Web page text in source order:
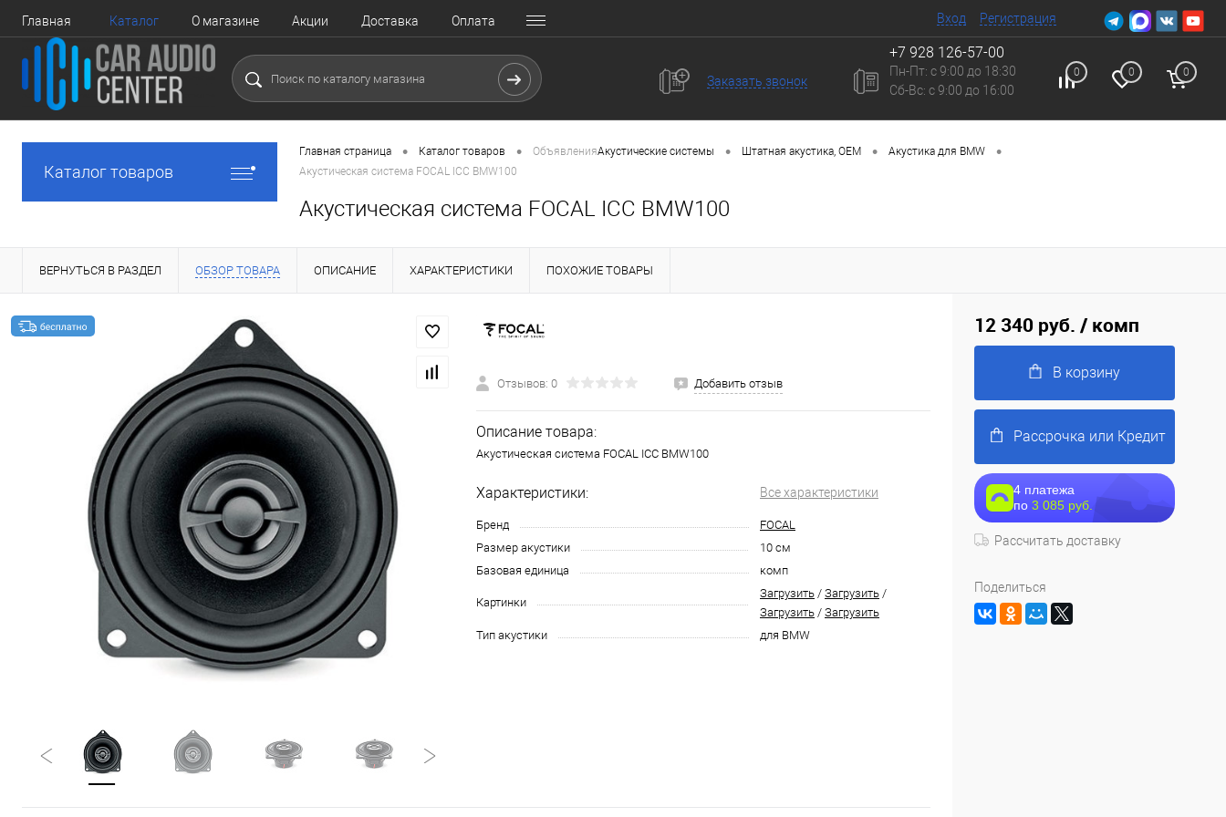
Главная Каталог О магазине Акции Доставка Оплата Вход Регистрация
Заказать звонок
+7 928 126-57-00
Пн-Пт: с 9:00 до 18:30
Сб-Вc: с 9:00 до 16:00
0 0 0
Каталог товаров
Главная страница • Каталог товаров • ОбъявленияАкустические системы • Штатная акустика, ОЕМ • Акустика для BMW •
Акустическая система FOCAL ICC BMW100
Акустическая система FOCAL ICC BMW100
ВЕРНУТЬСЯ В РАЗДЕЛ ОБЗОР ТОВАРА ОПИСАНИЕ ХАРАКТЕРИСТИКИ ПОХОЖИЕ ТОВАРЫ
Отзывов: 0 Добавить отзыв
Описание товара:
Акустическая система FOCAL ICC BMW100
Характеристики: Все характеристики
Бренд
FOCAL
Размер акустики
10 см
Базовая единица
комп
Картинки
Загрузить / Загрузить /
Загрузить / Загрузить
Тип акустики
для BMW
12 340 руб. / комп
В корзину
Рассрочка или Кредит
4 платежа
по 3 085 руб.
Рассчитать доставку
Поделиться